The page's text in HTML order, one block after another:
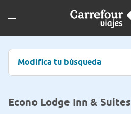
Modifica tu búsqueda
Econo Lodge Inn & Suites